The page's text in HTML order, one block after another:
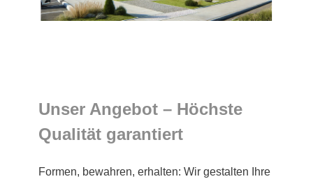
Unser Angebot – Höchste
Qualität garantiert
Formen, bewahren, erhalten: Wir gestalten Ihre